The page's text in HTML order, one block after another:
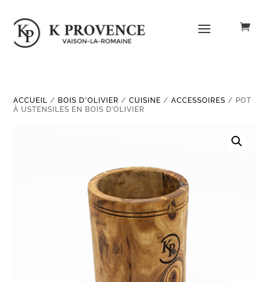
ACCUEIL / BOIS D'OLIVIER /CUISINE /ACCESSOIRES / POT
À USTENSILES EN BOIS D’OLIVIER